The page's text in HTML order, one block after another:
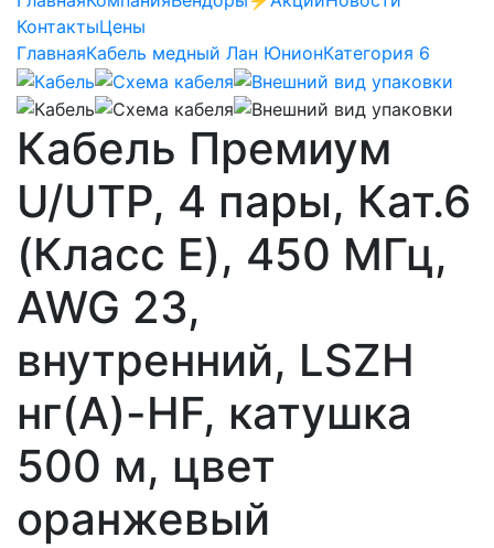
КонтактыЦены
ГлавнаяКабель медный Лан ЮнионКатегория 6
Кабель Премиум
U/UTP, 4 пары, Кат.6
(Класс E), 450 МГц,
AWG 23,
внутренний, LSZH
нг(A)-HF, катушка
500 м, цвет
оранжевый